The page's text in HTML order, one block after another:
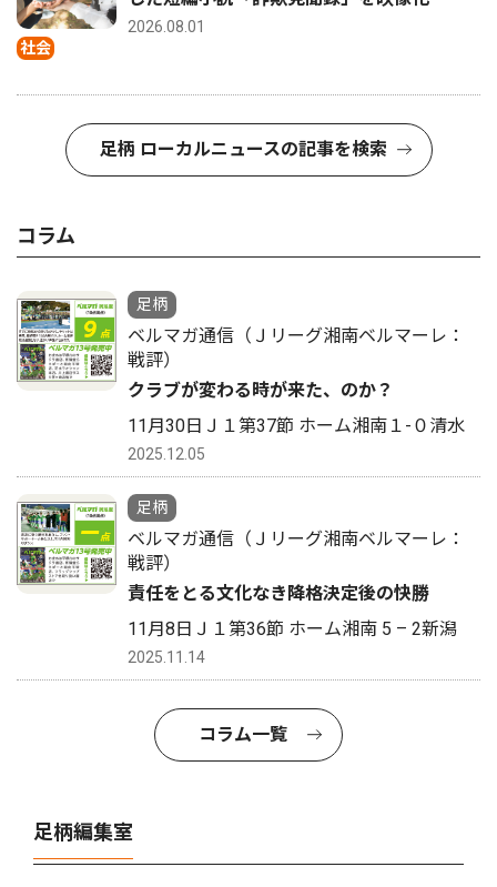
社会
2026.08.01
足柄 ローカルニュースの記事を検索
コラム
足柄
ベルマガ通信（Ｊリーグ湘南ベルマーレ：
戦評）
クラブが変わる時が来た、のか？
11月30日Ｊ１第37節 ホーム湘南１-０清水
2025.12.05
足柄
ベルマガ通信（Ｊリーグ湘南ベルマーレ：
戦評）
責任をとる文化なき降格決定後の快勝
11月8日Ｊ１第36節 ホーム湘南 5 – 2新潟
2025.11.14
コラム一覧
足柄編集室